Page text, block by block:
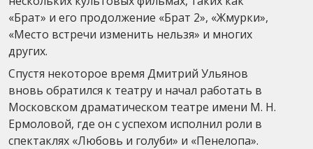
«Брат» и его продолжение «Брат 2», «Жмурки»,
«Место встречи изменить нельзя» и многих
других.
Спустя некоторое время Дмитрий Ульянов
вновь обратился к театру и начал работать в
Московском драматическом театре имени М. Н.
Ермоловой, где он с успехом исполнил роли в
спектаклях «Любовь и голуби» и «Пенелопа».